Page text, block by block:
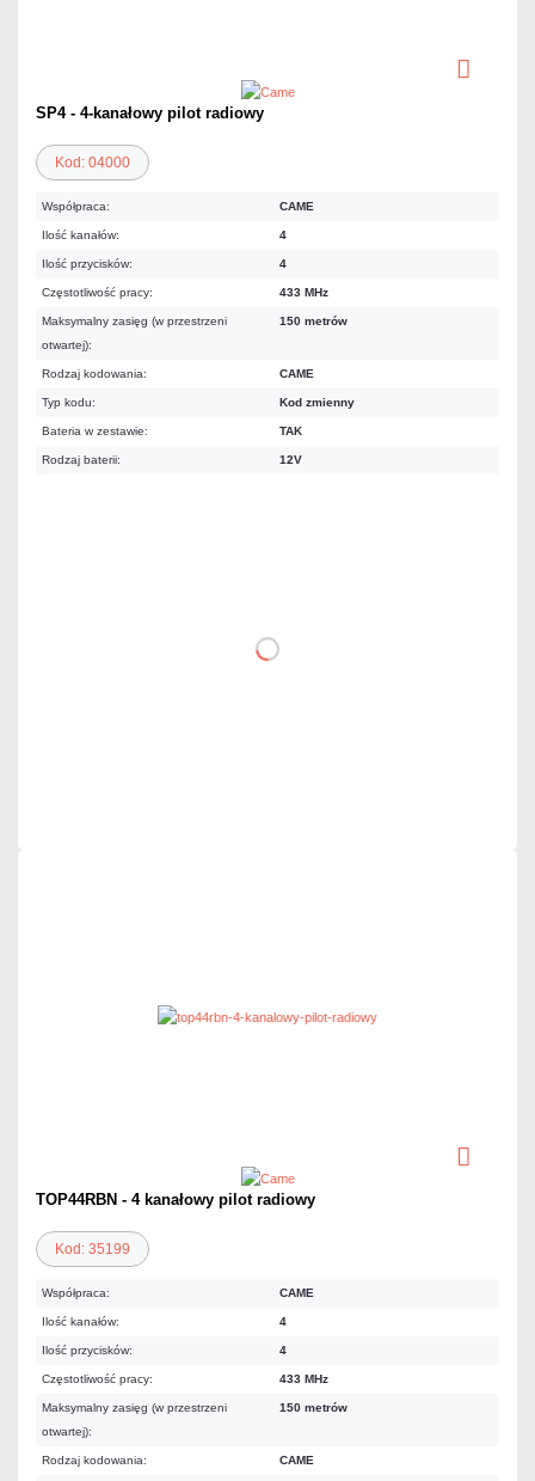
SP4 - 4-kanałowy pilot radiowy
Kod: 04000
Współpraca: CAME
Ilość kanałów: 4
Ilość przycisków: 4
Częstotliwość pracy: 433 MHz
Maksymalny zasięg (w przestrzeni
otwartej):
150 metrów
Rodzaj kodowania: CAME
Typ kodu: Kod zmienny
Bateria w zestawie: TAK
Rodzaj baterii: 12V
DO KOSZYKA
TOP44RBN - 4 kanałowy pilot radiowy
Kod: 35199
Współpraca: CAME
Ilość kanałów: 4
Ilość przycisków: 4
Częstotliwość pracy: 433 MHz
Maksymalny zasięg (w przestrzeni
otwartej):
150 metrów
Rodzaj kodowania: CAME